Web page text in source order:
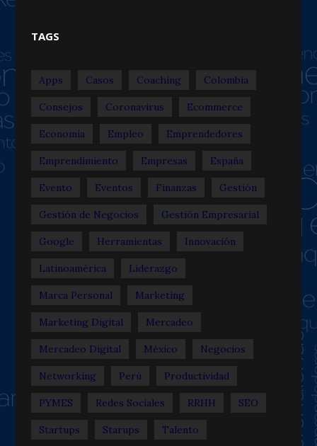
TAGS
Apps Casos Coaching Colombia
Consejos Coronavirus Ecommerce
Economía Empleo Emprendedores
Emprendimiento Empresas España
Evento Eventos Finanzas Gestión
Gestión de Negocios Gestión Empresarial
Google Herramientas Innovación
Latinoamérica Liderazgo
Marca Personal Marketing
Marketing Digital Mercadeo
Mercadeo Digital México Negocios
Networking Perú Productividad
PYMES Redes Sociales RRHH SEO
Startups Starups Talento